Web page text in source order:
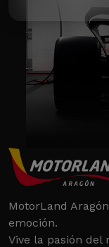
MotorLand
emoción.
Vive la pasión